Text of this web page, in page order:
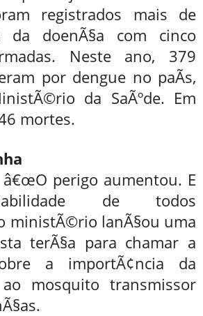
registrados mais de
da doenÃ§a com cinco
Neste ano, 379
por dengue no paÃ­s,
da SaÃºde. Em
mortes.
perigo aumentou. E
de todos
ministÃ©rio lanÃ§ou uma
terÃ§a para chamar a
a importÃ¢ncia da
ao mosquito transmissor